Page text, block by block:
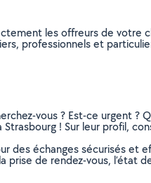
les offreurs de
professionnels et
vous ? Est-ce urgent
! Sur leur profil,
des échanges sécurisés et
de rendez-vous,